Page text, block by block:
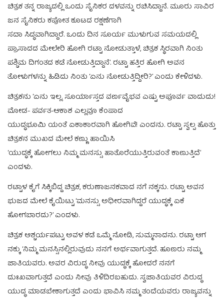
ಚಿತ್ರಕ ತನ್ನ ರಾಜ್ಯದಲ್ಲಿ ಒಂದು ಸೈನಿಕರ ದಳವನ್ನು ರಚಿಸಿದ್ದಾನೆ. ಮೂರು ಸಾವಿರ
ಜನ ಸೈನಿಕರು ಕಪೋತ ಕೂಟದ ರಕ್ಷಣೆಗಾಗಿ
ಸದಾ ಸಿದ್ಧವಾಗಿದ್ದಾರೆ. ಒಂದು ದಿನ ಸೂರ್ಯ ಮುಳುಗುವ ಸಮಯದಲ್ಲಿ
ಪ್ರಾಸಾದದ ಮೇಲೇರಿ ಹೋಗಿ ರಟ್ಟಾ ನೋಡುತ್ತಾಳೆ, ಚಿತ್ರಕ ಸ್ಥಿರವಾಗಿ ನಿಂತು
ಪಶ್ಚಿಮ ದಿಗಂತದ ಕಡೆ ನೋಡುತ್ತಿದ್ದಾನೆ’. ರಟ್ಟಾ ಹತ್ತಿರ ಹೋಗಿ ಅವನ
ತೋಳುಗಳನ್ನು ಹಿಡಿದು ನಿಂತು ‘ಏನು ನೋಡುತ್ತಿದ್ದೀರಿ?’ ಎಂದು ಕೇಳಿದಳು.
ಚಿತ್ರಕನು ‘ಏನು ಇಲ್ಲ. ಸೂರ್ಯಾಸ್ತದ ವರ್ಣವೈಭವ ಎಷ್ಟು ಅಪೂರ್ವ ವಾದುದು!
ಮೋಡ- ಪರ್ವತ-ಆಕಾಶ ಎಲ್ಲವೂ ಕೆಂಪಾದ
ಯುದ್ಧಭೂಮಿ ಯಂತೆ ಏಕಾಕಾರವಾಗಿ ಹೋಗಿವೆ! ಎಂದನು. ರಟ್ಟಾ ಸ್ವಲ್ಪ ಹೊತ್ತು
ಚಿತ್ರಕನ ಮುಖದ ಮೇಲೆ ಕಣ್ಣು ಹಾಯಿಸಿ
‘ಯುದ್ಧಕ್ಕೆ ಹೋಗಲು ನಿಮ್ಮ ಮನಸ್ಸು ಹಾತೊರೆಯುತ್ತಿರುವಂತೆ ಕಾಣುತ್ತಿದೆ’
ಎಂದಳು.
ರಟ್ಟಾಳ ಕೈಗೆ ಸಿಕ್ಕಿಬಿದ್ದ ಚಿತ್ರಕ, ಕರುಣಾಜನಕವಾದ ನಗೆ ನಕ್ಕನು. ರಟ್ಟಾ ಅವನ
ಭುಜದ ಮೇಲೆ ಕೈಯಿಟ್ಟು ‘ಮನಸ್ಸು ಅಧೀರವಾಗಿದ್ದರೆ ಯುದ್ಧಕ್ಕೆ ಏಕೆ
ಹೋಗಬಾರದು?’ ಎಂದಳು.
ಚಿತ್ರಕ ಆಶ್ಚರ್ಯಪಟ್ಟು ಅವಳ ಕಡೆ ಒಮ್ಮೆ ನೋಡಿ, ಸುಮ್ಮನಾದನು. ರಟ್ಟಾ ಆಗ
ನಕ್ಕು ‘ನಿಮ್ಮ ಮನಸ್ಸಿನಲ್ಲಿರುವುದು ನನಗೆ ಅರ್ಥವಾಗುತ್ತದೆ. ಹೂಣರು ನಮ್ಮ
ಜಾತಿಯವರು. ಅವರ ವಿರುದ್ಧ ನೀವು ಯುದ್ಧಕ್ಕೆ ಹೋದರೆ ನನಗೆ
ದುಃಖವಾಗುತ್ತದೆ ಎಂದು ನೀವು ತಿಳಿದಿರಬಹುದು. ಸ್ವಜಾತಿಯವರ ವಿರುದ್ಧ
ಯುದ್ಧ ಮಾಡಬೇಕಾಗುತ್ತದೆ ಎಂದು ಭಾವಿಸಿ ನಮ್ಮ ತಂದೆಯವರು ರಾಜ್ಯವನ್ನು